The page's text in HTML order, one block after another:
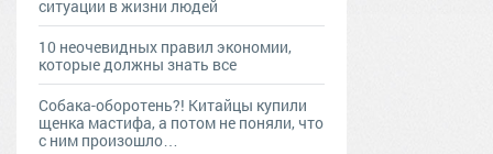
ситуации в жизни людей
10 неочевидных правил экономии,
которые должны знать все
Собака-оборотень?! Китайцы купили
щенка мастифа, а потом не поняли, что
с ним произошло…